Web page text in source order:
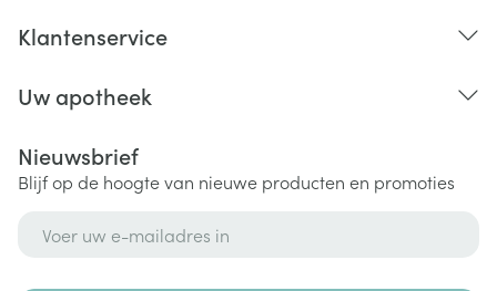
Klantenservice
Uw apotheek
Nieuwsbrief
Blijf op de hoogte van nieuwe producten en promoties